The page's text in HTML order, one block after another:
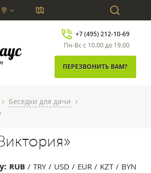
chevron_down
+7 (495) 212-10-69
Пн-Вс с 10.00 до 19.00
ПЕРЕЗВОНИТЬ ВАМ?
chevron_right Беседки для дачи chevron_right
RUB TRY USD EUR KZT BYN